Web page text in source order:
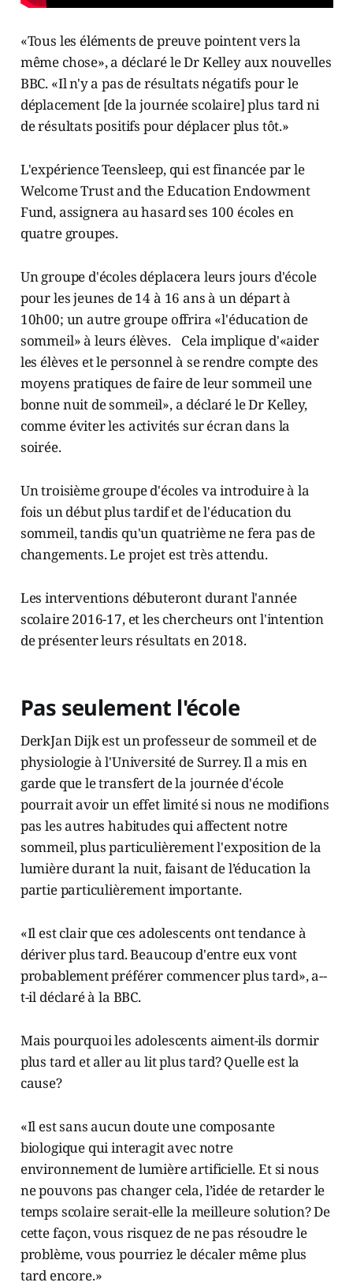
«Tous les éléments de preuve pointent vers la
même chose», a déclaré le Dr Kelley aux nouvelles
BBC. «Il n'y a pas de résultats négatifs pour le
déplacement [de la journée scolaire] plus tard ni
de résultats positifs pour déplacer plus tôt.»
L'expérience Teensleep, qui est financée par le
Welcome Trust and the Education Endowment
Fund, assignera au hasard ses 100 écoles en
quatre groupes.
Un groupe d'écoles déplacera leurs jours d'école
pour les jeunes de 14 à 16 ans à un départ à
10h00; un autre groupe offrira «l'éducation de
sommeil» à leurs élèves. Cela implique d'«aider
les élèves et le personnel à se rendre compte des
moyens pratiques de faire de leur sommeil une
bonne nuit de sommeil», a déclaré le Dr Kelley,
comme éviter les activités sur écran dans la
soirée.
Un troisième groupe d'écoles va introduire à la
fois un début plus tardif et de l'éducation du
sommeil, tandis qu'un quatrième ne fera pas de
changements. Le projet est très attendu.
Les interventions débuteront durant l'année
scolaire 2016­-17, et les chercheurs ont l'intention
de présenter leurs résultats en 2018.
Pas seulement l'école
Derk­Jan Dijk est un professeur de sommeil et de
physiologie à l'Université de Surrey. Il a mis en
garde que le transfert de la journée d'école
pourrait avoir un effet limité si nous ne modifions
pas les autres habitudes qui affectent notre
sommeil, plus particulièrement l'exposition de la
lumière durant la nuit, faisant de l’éducation la
partie particulièrement importante.
«Il est clair que ces adolescents ont tendance à
dériver plus tard. Beaucoup d'entre eux vont
probablement préférer commencer plus tard», a-­
t-­il déclaré à la BBC.
Mais pourquoi les adolescents aiment­-ils dormir
plus tard et aller au lit plus tard? Quelle est la
cause?
«Il est sans aucun doute une composante
biologique qui interagit avec notre
environnement de lumière artificielle. Et si nous
ne pouvons pas changer cela, l’idée de retarder le
temps scolaire serait-­elle la meilleure solution? De
cette façon, vous risquez de ne pas résoudre le
problème, vous pourriez le décaler même plus
tard encore.»